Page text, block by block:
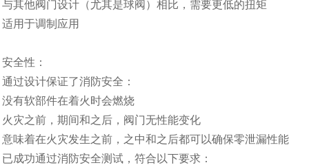
与其他阀门设计（尤其是球阀）相比，需要更低的扭矩
适用于调制应用
安全性：
通过设计保证了消防安全：
没有软部件在着火时会燃烧
火灾之前，期间和之后，阀门无性能变化
意味着在火灾发生之前，之中和之后都可以确保零泄漏性能
已成功通过消防安全测试，符合以下要求：